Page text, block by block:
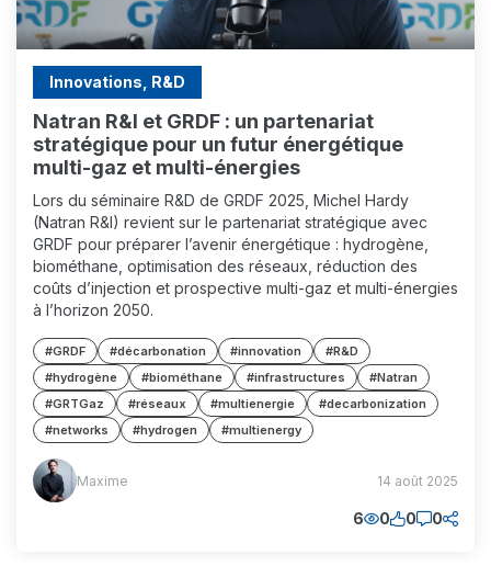
Innovations, R&D
Natran R&I et GRDF : un partenariat
stratégique pour un futur énergétique
multi-gaz et multi-énergies
Lors du séminaire R&D de GRDF 2025, Michel Hardy
(Natran R&I) revient sur le partenariat stratégique avec
GRDF pour préparer l’avenir énergétique : hydrogène,
biométhane, optimisation des réseaux, réduction des
coûts d’injection et prospective multi-gaz et multi-énergies
à l’horizon 2050.
#GRDF #décarbonation #innovation
#R&D
#hydrogène
#biométhane #infrastructures
#Natran
#GRTGaz
#réseaux #multienergie
#decarbonization
#networks
#hydrogen #multienergy
Maxime
(MM) Maxime 14 août 2025
6 0 0 0